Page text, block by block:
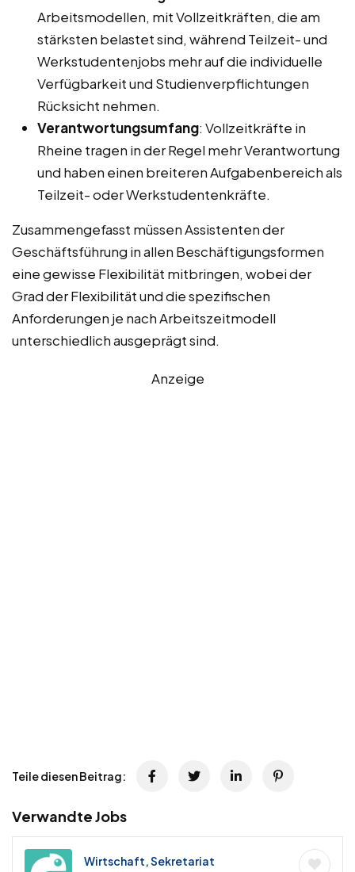
Arbeitsmodellen, mit Vollzeitkräften, die am
stärksten belastet sind, während Teilzeit- und
Werkstudentenjobs mehr auf die individuelle
Verfügbarkeit und Studienverpflichtungen
Rücksicht nehmen.
Verantwortungsumfang: Vollzeitkräfte in
Rheine tragen in der Regel mehr Verantwortung
und haben einen breiteren Aufgabenbereich als
Teilzeit- oder Werkstudentenkräfte.
Zusammengefasst müssen Assistenten der
Geschäftsführung in allen Beschäftigungsformen
eine gewisse Flexibilität mitbringen, wobei der
Grad der Flexibilität und die spezifischen
Anforderungen je nach Arbeitszeitmodell
unterschiedlich ausgeprägt sind.
Anzeige
Teile diesen Beitrag:
Verwandte Jobs
Wirtschaft, Sekretariat